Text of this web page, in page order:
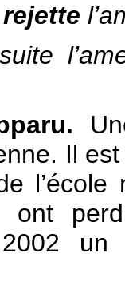
rejette
Il
ont